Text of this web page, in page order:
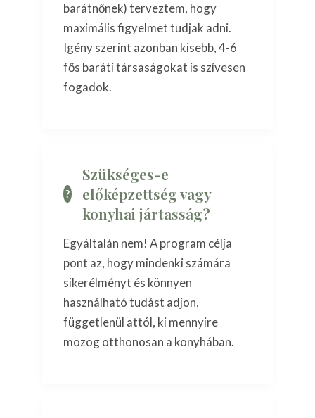
barátnőnek) terveztem, hogy
maximális figyelmet tudjak adni.
Igény szerint azonban kisebb, 4-6
fős baráti társaságokat is szívesen
fogadok.
Szükséges-e
előképzettség vagy
konyhai jártasság?
Egyáltalán nem! A program célja
pont az, hogy mindenki számára
sikerélményt és könnyen
használható tudást adjon,
függetlenül attól, ki mennyire
mozog otthonosan a konyhában.